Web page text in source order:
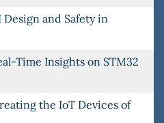
Design and Safety in
Time Insights on STM32
the IoT Devices of